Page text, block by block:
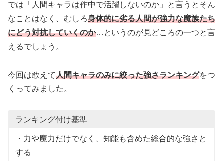
では「人間キャラは作中で活躍しないのか」と言うとそん
なことはなく、むしろ身体的に劣る人間が強力な魔族たち
にどう対抗していくのか…というのが見どころの一つと言
えるでしょう。
今回は敢えて人間キャラのみに絞った強さランキングをつ
くってみました。
ランキング付け基準
・力や魔力だけでなく、知能も含めた総合的な強さと
する